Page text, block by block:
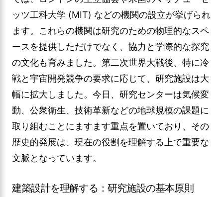
ッツ工科大学 (MIT) などの機関の設立が挙げられ
ます。これらの機関は研究のための物理的なスペ
ースを提供しただけでなく、協力と学際的な探究
の文化も育みました。第二次世界大戦後、特に冷
戦と宇宙開発競争の要求に応じて、研究施設は大
幅に拡大しました。今日、研究センターは気候変
動、公衆衛生、技術革新などの地球規模の課題に
取り組むことにますます重点を置いており、その
歴史的発展は、現在の役割を理解する上で重要な
文脈となっています。
建築設計を理解する：研究施設の基本原則